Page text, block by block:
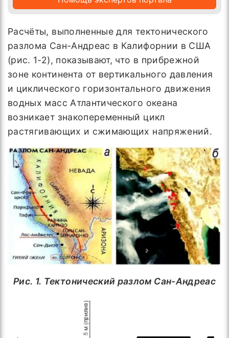
Расчёты, выполненные для тектонического
разлома Сан-Андреас в Калифорнии в США
(рис. 1-2), показывают, что в прибрежной
зоне континента от вертикального давления
и циклического горизонтального движения
водных масс Атлантического океана
возникает знакопеременный цикл
растягивающих и сжимающих напряжений.
Рис. 1. Тектонический разлом Сан-Андреас